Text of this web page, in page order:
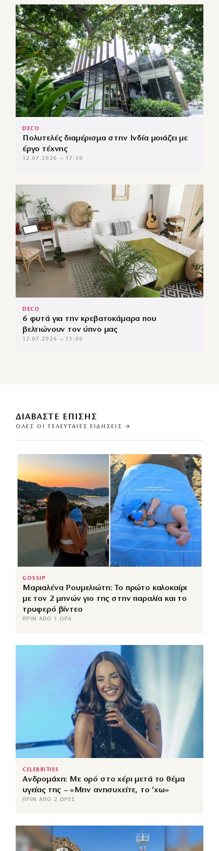
DECO
Πολυτελές διαμέρισμα στην Ινδία μοιάζει με
έργο τέχνης
12.07.2026 — 17:30
DECO
6 φυτά για την κρεβατοκάμαρα που
βελτιώνουν τον ύπνο μας
12.07.2026 — 13:00
ΔΙΑΒΑΣΤΕ ΕΠΙΣΗΣ
ΌΛΕΣ ΟΙ ΤΕΛΕΥΤΑΊΕΣ ΕΙΔΉΣΕΙΣ →
GOSSIP
Μαριαλένα Ρουμελιώτη: Το πρώτο καλοκαίρι
με τον 2 μηνών γιο της στην παραλία και το
τρυφερό βίντεο
ΠΡΙΝ ΑΠΌ 1 ΏΡΑ
CELEBRITIES
Ανδρομάχη: Με ορό στο χέρι μετά το θέμα
υγείας της – «Μην ανησυχείτε, το ‘χω»
ΠΡΙΝ ΑΠΌ 2 ΏΡΕΣ